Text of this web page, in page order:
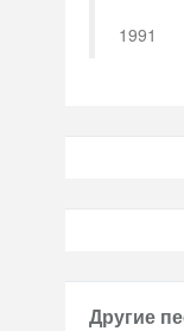
1991
Другие